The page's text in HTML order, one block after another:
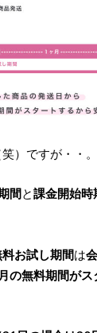
）ですが・・。
間 と課金開始時
お試し期間は
の無料期間がス